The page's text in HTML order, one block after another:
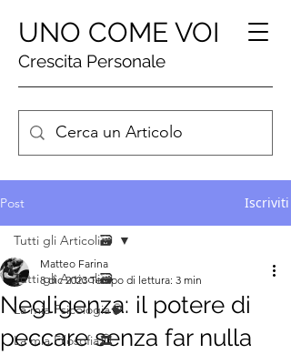
UNO COME VOI
Crescita Personale
Post Iscriviti
Tutti gli Articoli🗃️
La mia Psicologia🧠
La mia Filosofia🏛️
Tutti gli Articoli🗃️
Negligenza: il potere di
peccare senza far nulla
Matteo Farina
8 dic 2023 Tempo di lettura: 3 min